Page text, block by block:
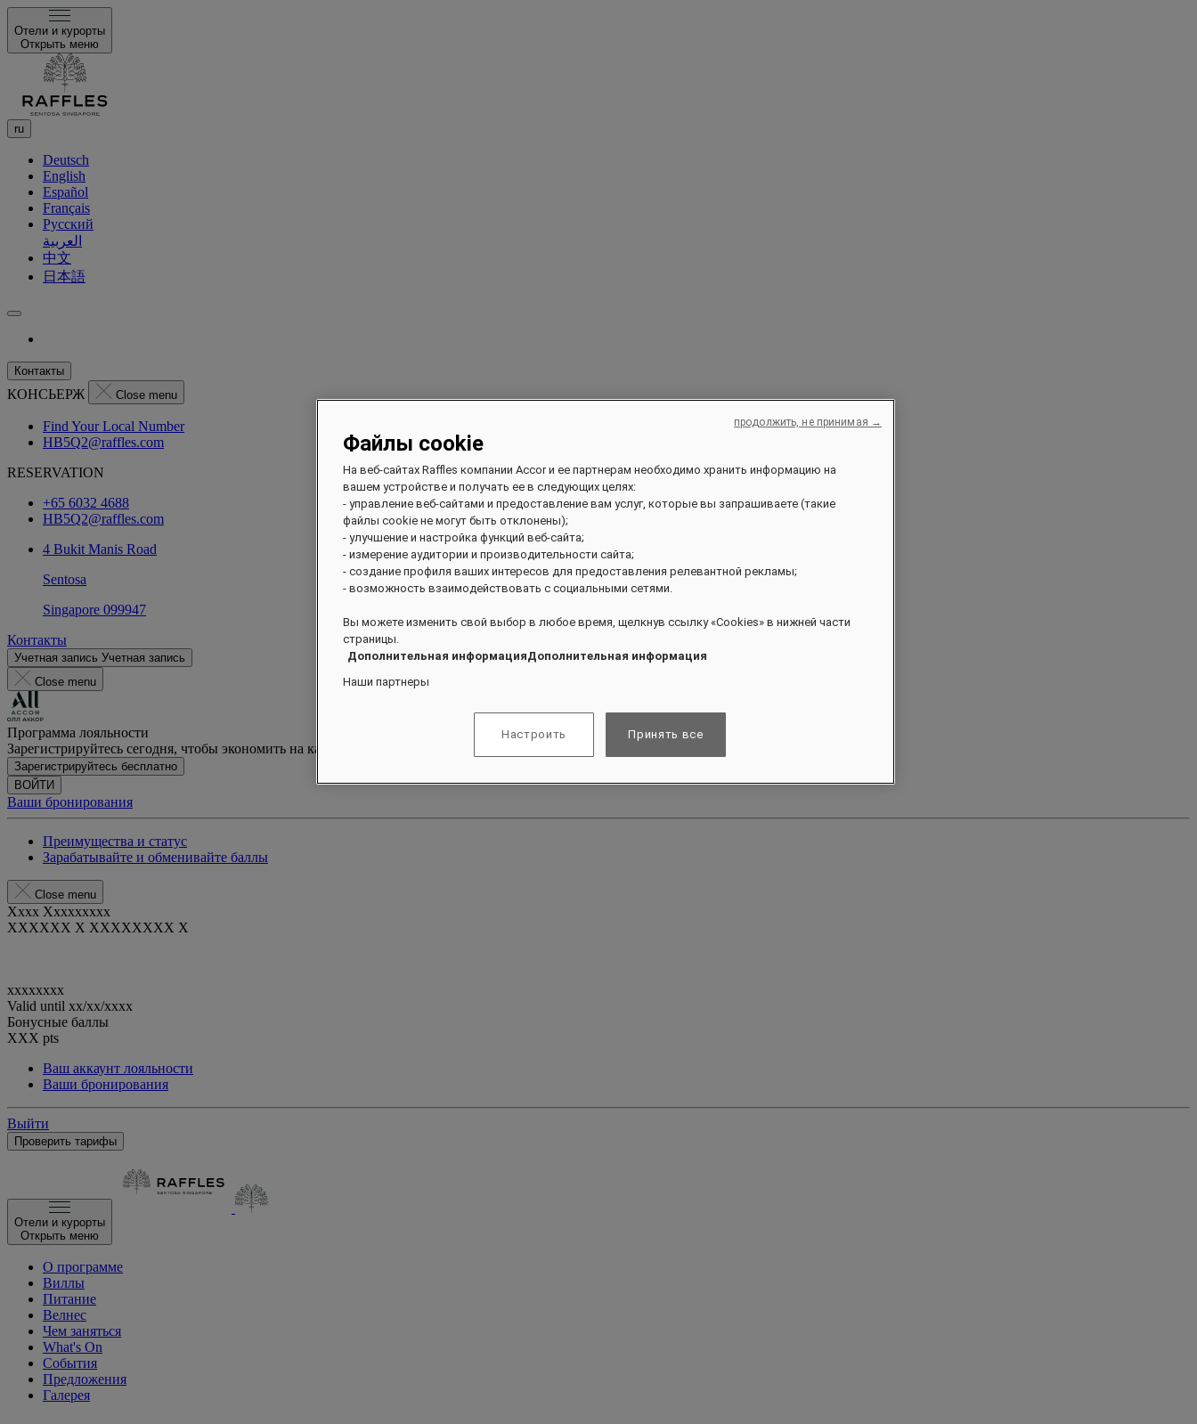
Отели и курорты
Открыть меню
ru
Deutsch
English
Español
Français
Русский
العربية
中文
日本語
Контакты
КОНСЬЕРЖ Close menu
Find Your Local Number
HB5Q2@raffles.com
RESERVATION
+65 6032 4688
HB5Q2@raffles.com
4 Bukit Manis Road
Sentosa
Singapore 099947
Контакты
Учетная запись Учетная запись
Close menu
Программа лояльности
Зарегистрируйтесь сегодня, чтобы экономить на каждом проживании и получать эксклюзивные привилегии.
Зарегистрируйтесь бесплатно
ВОЙТИ
Ваши бронирования
Преимущества и статус
Зарабатывайте и обменивайте баллы
Close menu
Xxxx Xxxxxxxxx
XXXXXX X XXXXXXXX X
xxxxxxxx
Valid until xx/xx/xxxx
Бонусные баллы
XXX pts
Ваш аккаунт лояльности
Ваши бронирования
Выйти
Проверить тарифы
Отели и курорты
Открыть меню
О программе
Виллы
Питание
Велнес
Чем заняться
What's On
События
Предложения
Галерея
Файлы cookie
На веб-сайтах Raffles компании Accor и ее партнерам необходимо хранить информацию на
вашем устройстве и получать ее в следующих целях:
- управление веб-сайтами и предоставление вам услуг, которые вы запрашиваете (такие
файлы cookie не могут быть отклонены);
- улучшение и настройка функций веб-сайта;
- измерение аудитории и производительности сайта;
- создание профиля ваших интересов для предоставления релевантной рекламы;
- возможность взаимодействовать с социальными сетями.
Вы можете изменить свой выбор в любое время, щелкнув ссылку «Cookies» в нижней части
страницы.
Дополнительная информацияДополнительная информация
Наши партнеры
Настроить Принять все
продолжить, не принимая →